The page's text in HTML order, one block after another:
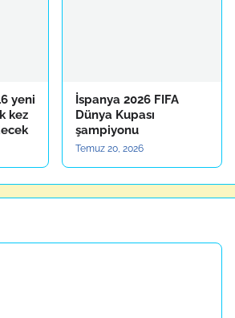
yeni
kez
İspanya 2026 FIFA
Dünya Kupası
şampiyonu
Temuz 20, 2026